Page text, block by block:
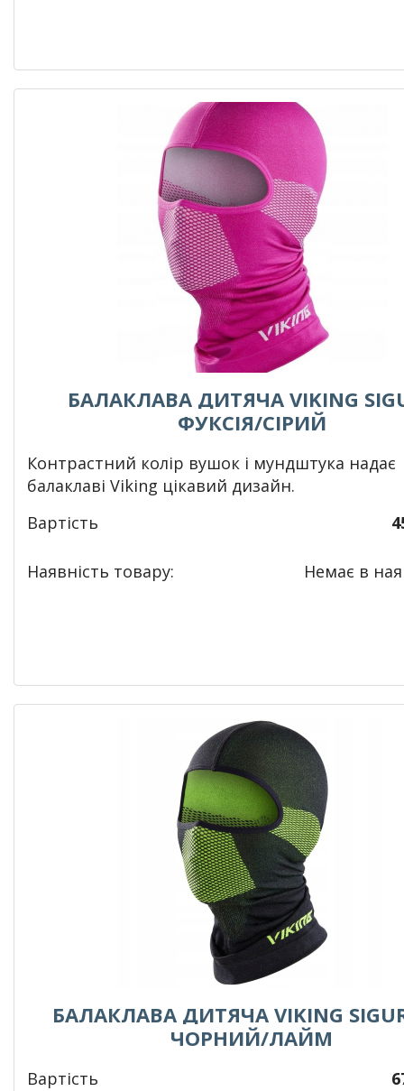
БАЛАКЛАВА ДИТЯЧА VIKING
ФУКСІЯ/СІРИЙ
Контрастний колір вушок і мундштука надає
балаклаві Viking цікавий дизайн.
Вартість
Наявність товару: Немає в
БАЛАКЛАВА ДИТЯЧА VIKING
ЧОРНИЙ/ЛАЙМ
Вартість